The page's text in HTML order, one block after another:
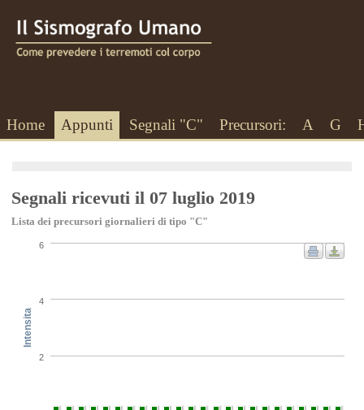
Home Appunti Segnali "C" Precursori: A G
Segnali ricevuti il 07 luglio 2019
Lista dei precursori giornalieri di tipo "C"
Intensita
2
4
6